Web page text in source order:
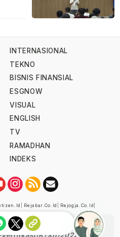
INTERNASIONAL
TEKNO
BISNIS FINANSIAL
ESGNOW
VISUAL
ENGLISH
TV
RAMADHAN
INDEKS
Rejabar.co.id Rejogja.co.id
oleh Dewan Pers
Verifikasi/K/XII/2022